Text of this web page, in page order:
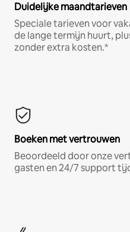
Duidelijke maandtarieven
Speciale tarieven voor
de lange termijn huurt,
zonder extra kosten.*
Boeken met vertrouwen
Beoordeeld door onze
gasten en 24/7 support